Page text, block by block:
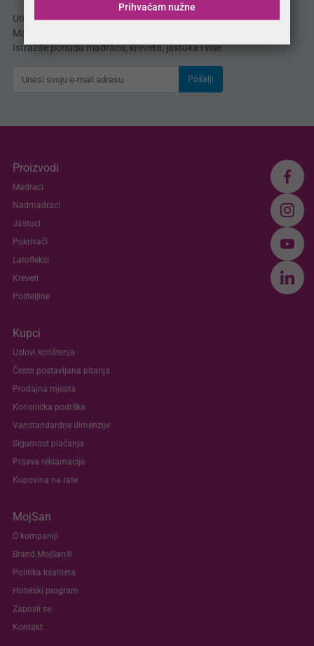
Unesite svoju e-mail adresu i odmah dobijate
MojSan® katalog proizvoda direktno u svoj inbox.
Istražite ponudu madraca, kreveta, jastuka i više.
Pošalji
Proizvodi
Madraci
Nadmadraci
Jastuci
Pokrivači
Latofleksi
Kreveti
Posteljine
Kupci
Uslovi korištenja
Često postavljana pitanja
Prodajna mjesta
Korisnička podrška
Vanstandardne dimenzije
Sigurnost plaćanja
Prijava reklamacije
Kupovina na rate
MojSan
O kompaniji
Brand MojSan®
Politika kvaliteta
Hotelski program
Zaposli se
Kontakt
Prihvaćam nužne